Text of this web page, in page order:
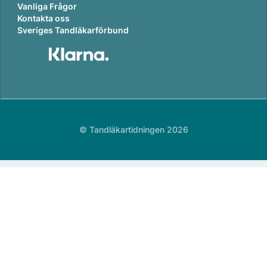
Vanliga Frågor
Kontakta oss
Sveriges Tandläkarförbund
© Tandläkartidningen 2026